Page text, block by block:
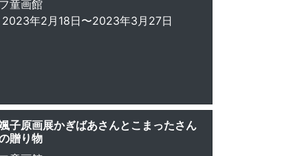
童画館
2023年2月18日〜2023年3月27日
子原画展かぎばあさんとこまったさん
贈り物